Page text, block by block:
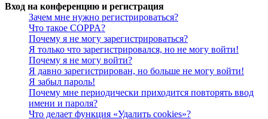
Вход на конференцию и регистрация
Зачем мне нужно регистрироваться?
Что такое COPPA?
Почему я не могу зарегистрироваться?
Я только что зарегистрировался, но не могу войти!
Почему я не могу войти?
Я давно зарегистрирован, но больше не могу войти!
Я забыл пароль!
Почему мне периодически приходится повторять ввод
имени и пароля?
Что делает функция «Удалить cookies»?